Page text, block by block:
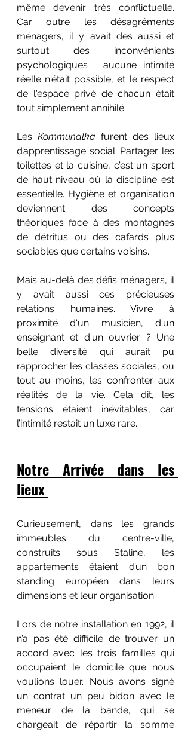
même devenir très conflictuelle.
Car outre les désagréments
ménagers, il y avait des aussi et
surtout des inconvénients
psychologiques : aucune intimité
réelle n'était possible, et le respect
de l'espace privé de chacun était
tout simplement annihilé.
Les Kommunalka furent des lieux
d’apprentissage social. Partager les
toilettes et la cuisine, c’est un sport
de haut niveau où la discipline est
essentielle. Hygiène et organisation
deviennent des concepts
théoriques face à des montagnes
de détritus ou des cafards plus
sociables que certains voisins.
Mais au-delà des défis ménagers, il
y avait aussi ces précieuses
relations humaines. Vivre à
proximité d'un musicien, d'un
enseignant et d'un ouvrier ? Une
belle diversité qui aurait pu
rapprocher les classes sociales, ou
tout au moins, les confronter aux
réalités de la vie. Cela dit, les
tensions étaient inévitables, car
l’intimité restait un luxe rare.
Notre Arrivée dans les
lieux
Curieusement, dans les grands
immeubles du centre-ville,
construits sous Staline, les
appartements étaient d’un bon
standing européen dans leurs
dimensions et leur organisation.
Lors de notre installation en 1992, il
n’a pas été difficile de trouver un
accord avec les trois familles qui
occupaient le domicile que nous
voulions louer. Nous avons signé
un contrat un peu bidon avec le
meneur de la bande, qui se
chargeait de répartir la somme